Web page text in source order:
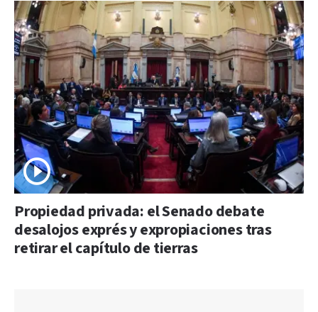
Propiedad privada: el Senado debate
desalojos exprés y expropiaciones tras
retirar el capítulo de tierras